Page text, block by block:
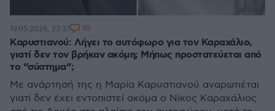
Καρυστιανού: Λήγει το αυτόφωρο για τον Καραχάλιο,
γιατί δεν τον βρήκαν ακόμη; Μήπως προστατεύεται από
το “σύστημα”;
Με ανάρτησή της η Μαρία Καρυστιανού αναρωτιέται
γιατί δεν έχει εντοπιστεί ακόμα ο Νίκος Καραχάλιος
19.05.2026, 23:37 95